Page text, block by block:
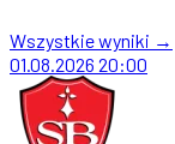
Wszystkie wyniki →
01.08.2026 20:00